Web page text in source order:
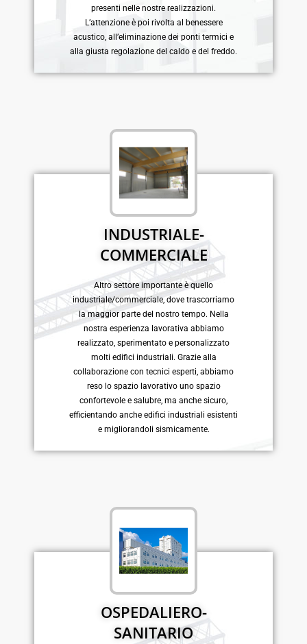
presenti nelle nostre realizzazioni.
L’attenzione è poi rivolta al benessere
acustico, all’eliminazione dei ponti termici e
alla giusta regolazione del caldo e del freddo.
INDUSTRIALE-
COMMERCIALE
Altro settore importante è quello
industriale/commerciale, dove trascorriamo
la maggior parte del nostro tempo. Nella
nostra esperienza lavorativa abbiamo
realizzato, sperimentato e personalizzato
molti edifici industriali. Grazie alla
collaborazione con tecnici esperti, abbiamo
reso lo spazio lavorativo uno spazio
confortevole e salubre, ma anche sicuro,
efficientando anche edifici industriali esistenti
e migliorandoli sismicamente.
OSPEDALIERO-
SANITARIO